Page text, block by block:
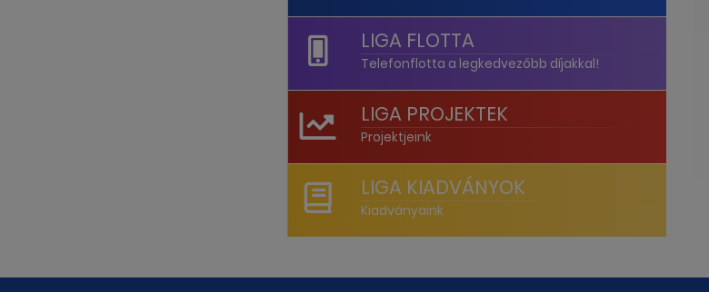
LIGA FLOTTA
Telefonflotta a legkedvezőbb díjakkal!
LIGA PROJEKTEK
Projektjeink
LIGA KIADVÁNYOK
Kiadványaink